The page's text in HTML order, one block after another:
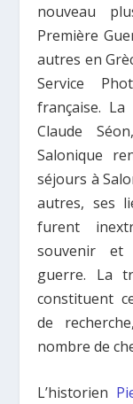
nouveau
Première
autres en
Service
française.
Claude
Salonique
séjours à
autres, ses
furent
souvenir et
guerre. La
constituent
de
nombre de
L’historien